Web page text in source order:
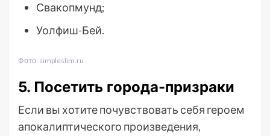
Свакопмунд;
Уолфиш-Бей.
Фото: simpleslim.ru
5. Посетить города-призраки
Если вы хотите почувствовать себя героем
апокалиптического произведения,